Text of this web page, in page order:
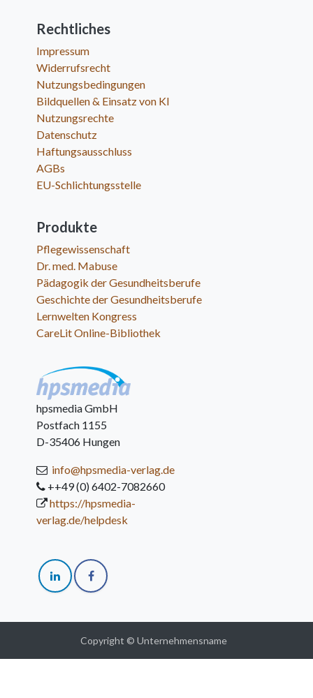
Rechtliches
Impressum
Widerrufsrecht
Nutzungsbedingungen
Bildquellen & Einsatz von KI
Nutzungsrechte
Datenschutz
Haftungsausschluss
AGBs
EU-Schlichtungsstelle
Produkte
Pflegewissenschaft
Dr. med. Mabuse
Pädagogik der Gesundheitsberufe
Geschichte der Gesundheitsberufe
Lernwelten Kongress
CareLit Online-Bibliothek
hpsmedia GmbH
Postfach 1155
D-35406 Hungen
info@hpsmedia-verlag.de
++49 (0) 6402-7082660
https://hpsmedia-
verlag.de/helpdesk
Copyright © Unternehmensname